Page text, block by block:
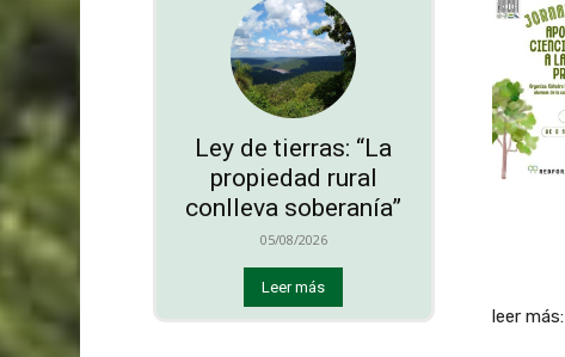
Ley de tierras: “La
propiedad rural
conlleva soberanía”
05/08/2026
Leer más
leer más: